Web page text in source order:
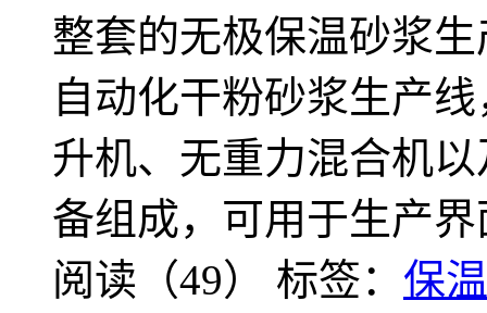
整套的无极保温砂浆
自动化干粉砂浆生产
升机、无重力混合机
备组成，可用于生产
阅读（49） 标签： 保